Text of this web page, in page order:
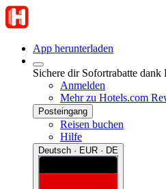
App herunterladen
Sichere dir Sofortrabatte
Anmelden
Mehr zu Hotels.com
Posteingang
Reisen buchen
Hilfe
Deutsch · EUR · DE